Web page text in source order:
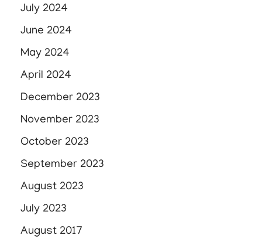
July 2024
June 2024
May 2024
April 2024
December 2023
November 2023
October 2023
September 2023
August 2023
July 2023
August 2017